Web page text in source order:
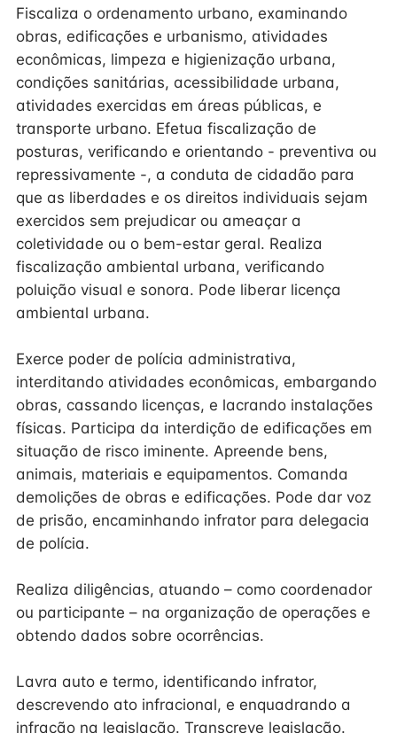
Fiscaliza o ordenamento urbano, examinando
obras, edificações e urbanismo, atividades
econômicas, limpeza e higienização urbana,
condições sanitárias, acessibilidade urbana,
atividades exercidas em áreas públicas, e
transporte urbano. Efetua fiscalização de
posturas, verificando e orientando - preventiva ou
repressivamente -, a conduta de cidadão para
que as liberdades e os direitos individuais sejam
exercidos sem prejudicar ou ameaçar a
coletividade ou o bem-estar geral. Realiza
fiscalização ambiental urbana, verificando
poluição visual e sonora. Pode liberar licença
ambiental urbana.
Exerce poder de polícia administrativa,
interditando atividades econômicas, embargando
obras, cassando licenças, e lacrando instalações
físicas. Participa da interdição de edificações em
situação de risco iminente. Apreende bens,
animais, materiais e equipamentos. Comanda
demolições de obras e edificações. Pode dar voz
de prisão, encaminhando infrator para delegacia
de polícia.
Realiza diligências, atuando – como coordenador
ou participante – na organização de operações e
obtendo dados sobre ocorrências.
Lavra auto e termo, identificando infrator,
descrevendo ato infracional, e enquadrando a
infração na legislação. Transcreve legislação.